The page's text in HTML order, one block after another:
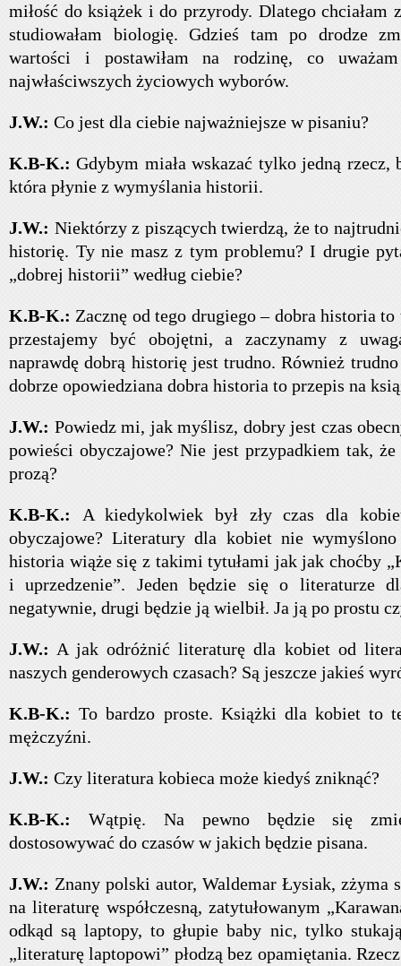
miłość do książek i do przyrody. Dlatego chciałam
studiowałam biologię. Gdzieś tam po drodze
wartości i postawiłam na rodzinę, co
najwłaściwszych życiowych wyborów.
J.W.: Co jest dla ciebie najważniejsze w pisaniu?
K.B-K.:Gdybym miała wskazać tylko jedną rzecz,
która płynie z wymyślania historii.
J.W.: Niektórzy z piszących twierdzą, że to
historię. Ty nie masz z tym problemu? I drugie
„dobrej historii” według ciebie?
K.B-K.: Zacznę od tego drugiego – dobra historia
przestajemy być obojętni, a zaczynamy z
naprawdę dobrą historię jest trudno. Również
dobrze opowiedziana dobra historia to przepis na
J.W.: Powiedz mi, jak myślisz, dobry jest czas
powieści obyczajowe? Nie jest przypadkiem tak,
prozą?
K.B-K.:
A kiedykolwiek był zły czas dla
obyczajowe? Literatury dla kobiet nie
historia wiąże się z takimi tytułami jak jak choćby
i uprzedzenie”. Jeden będzie się o literaturze
negatywnie, drugi będzie ją wielbił. Ja ją po prostu
J.W.: A jak odróżnić literaturę dla kobiet od
naszych genderowych czasach? Są jeszcze jakieś
K.B-K.: To bardzo proste. Książki dla kobiet to
mężczyźni.
J.W.: Czy literatura kobieca może kiedyś zniknąć?
K.B-K.: Wątpię. Na pewno będzie się
dostosowywać do czasów w jakich będzie pisana.
J.W.: Znany polski autor, Waldemar Łysiak, zżyma
na literaturę współczesną, zatytułowanym
odkąd są laptopy, to głupie baby nic, tylko
„literaturę laptopowi” płodzą bez opamiętania.